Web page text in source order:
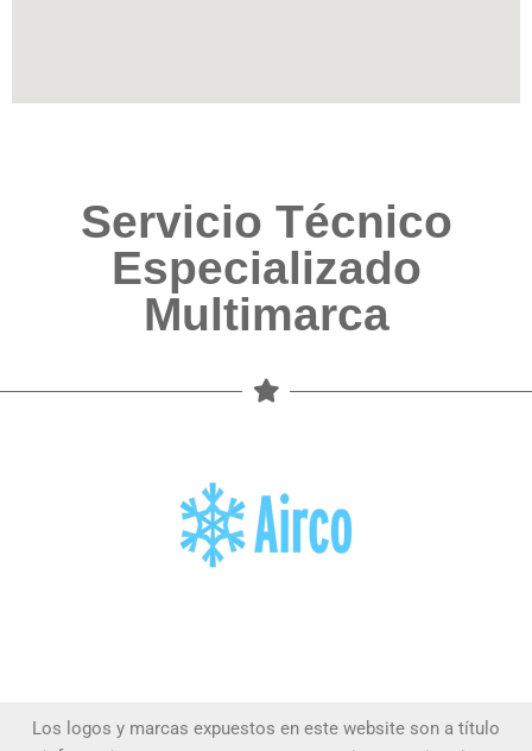
Servicio Técnico
Especializado
Multimarca
Los logos y marcas expuestos en este website son a título